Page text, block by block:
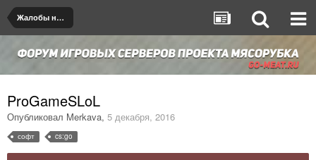
Жалобы на игроков/админов
ProGameSLoL
Опубликовал Merkava, 5 декабря, 2016
софт cs:go